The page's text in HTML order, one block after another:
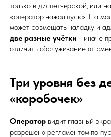
только в диспетчерской, или
«оператор нажал пуск». На
может совмещать наладку и
две разные учётки - иначе
отличить обслуживание от
Три уровня без
«коробочек»
Оператор видит главный
разрешено регламентом по